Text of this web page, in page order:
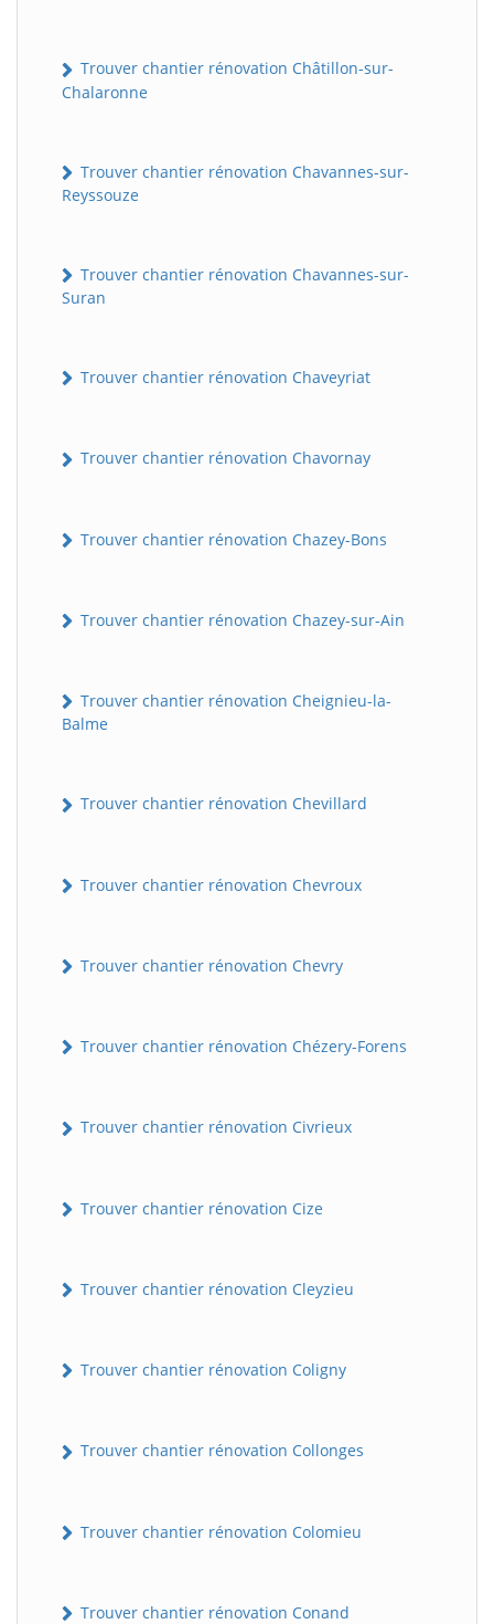
Trouver chantier rénovation Châtillon-sur-
Chalaronne
Trouver chantier rénovation Chavannes-sur-
Reyssouze
Trouver chantier rénovation Chavannes-sur-
Suran
Trouver chantier rénovation Chaveyriat
Trouver chantier rénovation Chavornay
Trouver chantier rénovation Chazey-Bons
Trouver chantier rénovation Chazey-sur-Ain
Trouver chantier rénovation Cheignieu-la-
Balme
Trouver chantier rénovation Chevillard
Trouver chantier rénovation Chevroux
Trouver chantier rénovation Chevry
Trouver chantier rénovation Chézery-Forens
Trouver chantier rénovation Civrieux
Trouver chantier rénovation Cize
Trouver chantier rénovation Cleyzieu
Trouver chantier rénovation Coligny
Trouver chantier rénovation Collonges
Trouver chantier rénovation Colomieu
Trouver chantier rénovation Conand
BatiWebPro